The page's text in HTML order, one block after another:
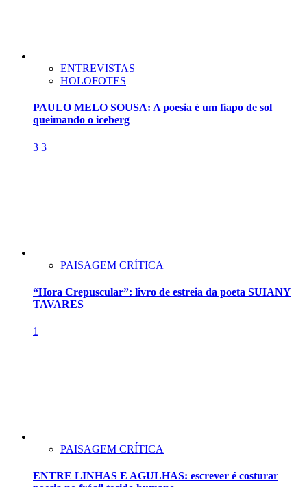
ENTREVISTAS
HOLOFOTES
PAULO MELO SOUSA: A poesia é um fiapo de sol
queimando o iceberg
3 3
PAISAGEM CRÍTICA
“Hora Crepuscular”: livro de estreia da poeta SUIANY
TAVARES
1
PAISAGEM CRÍTICA
ENTRE LINHAS E AGULHAS: escrever é costurar